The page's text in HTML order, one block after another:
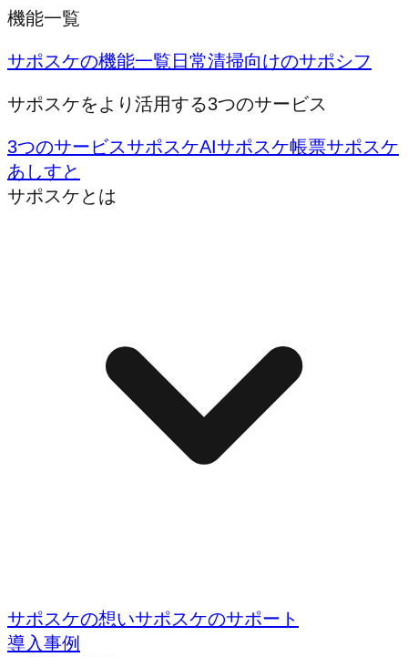
機能一覧
サポスケの機能一覧 日常清掃向けのサポシフ
サポスケをより活用する3つのサービス
3つのサービスサポスケAIサポスケ帳票サポスケ
あしすと
サポスケとは
サポスケの想いサポスケのサポート
導入事例